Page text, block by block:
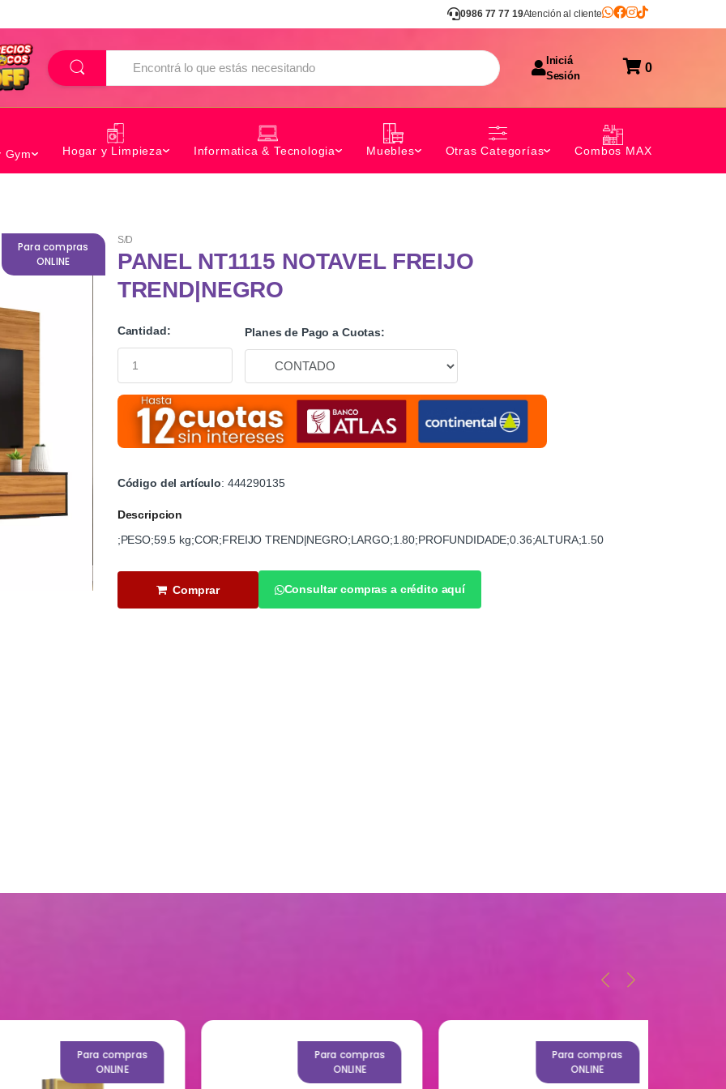
0986 77 77 19Atención al cliente
B
u
s
Iniciá
Sesión
0
Gym Hogar y Limpieza Informatica & Tecnologia Muebles Otras Categorías Combos MAX
Para compras
ONLINE
S/D
PANEL NT1115 NOTAVEL FREIJO
TREND|NEGRO
Cantidad: Planes de Pago a Cuotas:
Código del artículo: 444290135
Descripcion
;PESO;59.5 kg;COR;FREIJO TREND|NEGRO;LARGO;1.80;PROFUNDIDADE;0.36;ALTURA;1.50
Comprar Consultar compras a crédito aquí
Para compras
ONLINE
Para compras
ONLINE
Para compras
ONLINE